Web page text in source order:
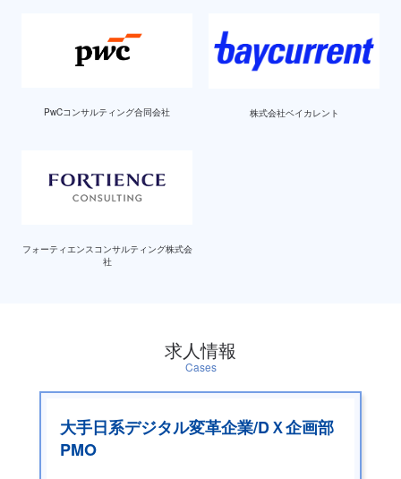
PwCコンサルティング合同会社 株式会社ベイカレント
フォーティエンスコンサルティング株式会
社
求人情報
Cases
大手日系デジタル変革企業/DＸ企画部
PMO